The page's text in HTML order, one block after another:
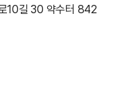
10길 30 약수터 842